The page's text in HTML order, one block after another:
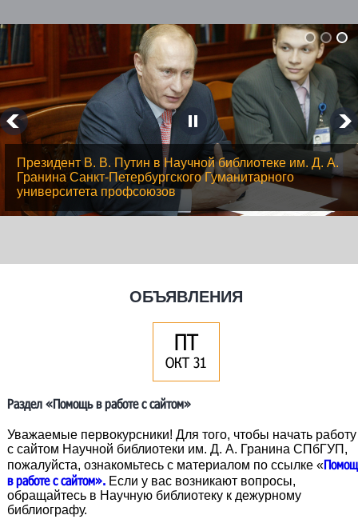
Президент В. В. Путин в Научной библиотеке им. Д. А.
Гранина Санкт-Петербургского Гуманитарного
университета профсоюзов
ОБЪЯВЛЕНИЯ
ПТ
ОКТ 31
Раздел «Помощь в работе с сайтом»
Уважаемые первокурсники! Для того, чтобы начать работу
с сайтом Научной библиотеки им. Д. А. Гранина СПбГУП,
пожалуйста, ознакомьтесь с материалом по ссылке «
в работе с сайтом».Если у вас возникают вопросы,
обращайтесь в Научную библиотеку к дежурному
библиографу.